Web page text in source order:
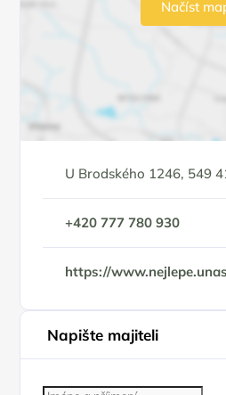
Načíst
U Brodského 1246, 549
+420 777 780 930
https://
Napište majiteli